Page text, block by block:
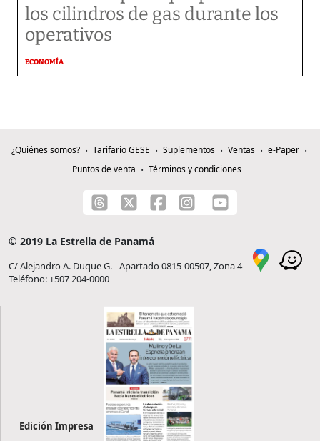
los cilindros de gas durante los
operativos
ECONOMÍA
¿Quiénes somos? Tarifario GESE Suplementos Ventas
e-Paper
Puntos de venta
Términos y condiciones
© 2019 La Estrella de Panamá
C/ Alejandro A. Duque G. - Apartado 0815-00507, Zona 4
Teléfono: +507 204-0000
Edición Impresa